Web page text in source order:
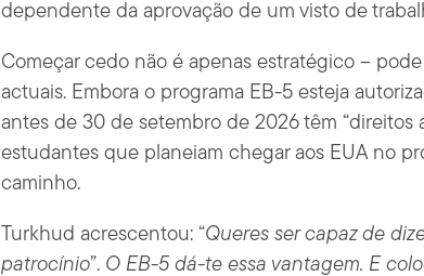
dependente da aprovação de um visto de
Começar cedo não é apenas estratégico –
actuais. Embora o programa EB-5 esteja
antes de 30 de setembro de 2026 têm “direitos
estudantes que planeiam chegar aos EUA no
caminho.
Turkhud acrescentou: “Queres ser capaz de
patrocínio”. O EB-5 dá-te essa vantagem. E